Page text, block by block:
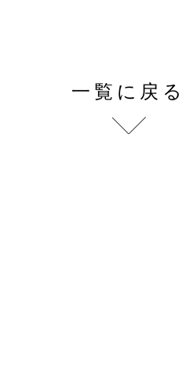
一覧に戻る